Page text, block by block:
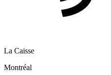
La Caisse
Montréal